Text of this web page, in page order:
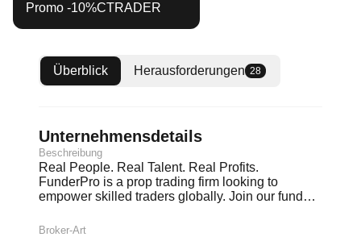
Promo -10%CTRADER
Überblick Herausforderungen 28
Unternehmensdetails
Beschreibung
Real People. Real Talent. Real Profits.
FunderPro is a prop trading firm looking to
empower skilled traders globally. Join our funded
FunderPro's mission can be achieved only if we
Broker-Art